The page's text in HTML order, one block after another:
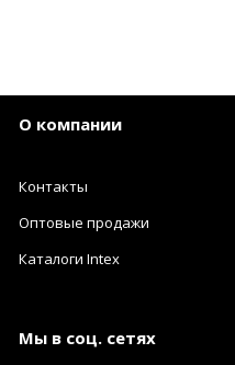
О компании
Контакты
Оптовые продажи
Каталоги Intex
Мы в соц. сетях